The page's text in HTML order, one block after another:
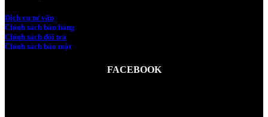
Dịch vụ tư vấn
Chính sách bán hàng
Chính sách đổi trả
Chính sách bảo mật
FACEBOOK